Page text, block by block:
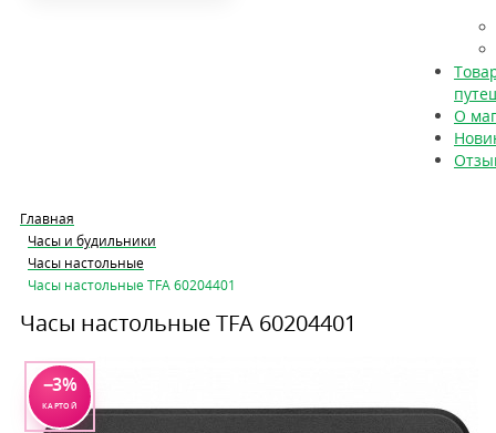
О
Главная
Часы и будильники
Часы настольные
Часы настольные TFA 60204401
Часы настольные TFA 60204401
−3%
КАРТОЙ